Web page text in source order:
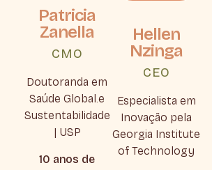
Patricia
Zanella
CMO
Doutoranda em
Saúde Global.e
Sustentabilidade
| USP
10 anos de
Hellen
Nzinga
CEO
Especialista em
Inovação pela
Georgia Institute
of Technology